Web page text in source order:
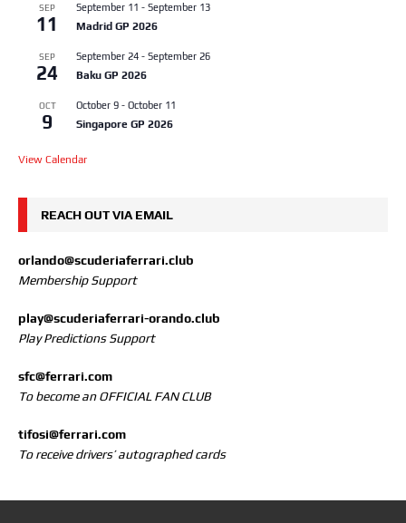
SEP
11
September 11 - September 13
Madrid GP 2026
SEP
24
September 24 - September 26
Baku GP 2026
OCT
9
October 9 - October 11
Singapore GP 2026
View Calendar
REACH OUT VIA EMAIL
orlando@scuderiaferrari.club
Membership Support
play@scuderiaferrari-orando.club
Play Predictions Support
sfc@ferrari.com
To become an OFFICIAL FAN CLUB
tifosi@ferrari.com
To receive drivers’ autographed cards